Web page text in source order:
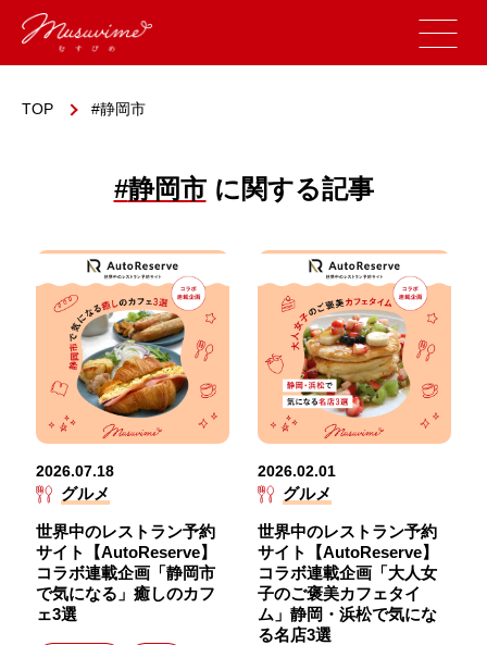
TOP 静岡市
#静岡市に関する記事
2026.07.18
グルメ
世界中のレストラン予約
サイト【AutoReserve】
コラボ連載企画「静岡市
で気になる」癒しのカフ
ェ3選
2026.02.01
グルメ
世界中のレストラン予約
サイト【AutoReserve】
コラボ連載企画「大人女
子のご褒美カフェタイ
ム」静岡・浜松で気にな
る名店3選